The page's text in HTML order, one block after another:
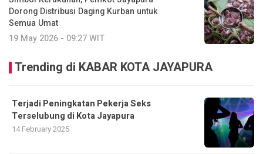
Dorong Distribusi Daging Kurban untuk
Semua Umat
19 May 2026 - 09:27 WIT
Trending di KABAR KOTA JAYAPURA
Terjadi Peningkatan Pekerja Seks
Terselubung di Kota Jayapura
14 February 2025